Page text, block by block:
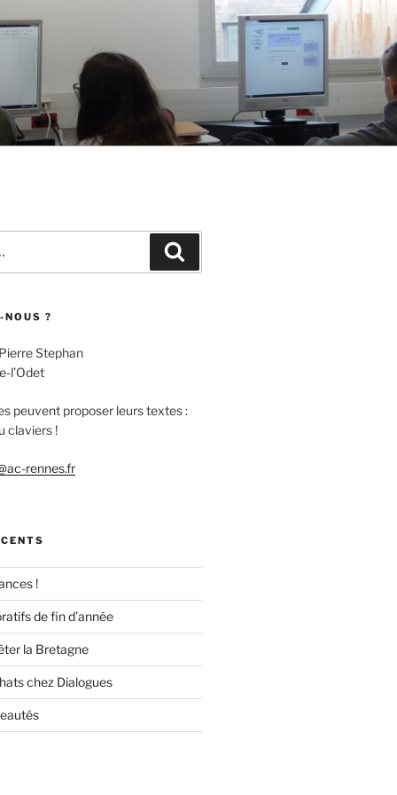
?
Stephan
l’Odet
peuvent proposer leurs textes :
claviers !
rennes.fr
!
de fin d’année
la Bretagne
chez Dialogues